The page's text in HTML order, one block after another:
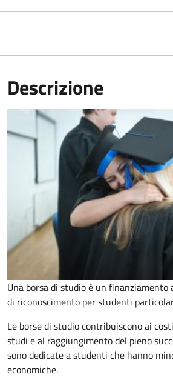
Descrizione
Una borsa di studio è un
di riconoscimento per studenti
Le borse di studio contribuiscono ai
studi e al raggiungimento del pieno
sono dedicate a studenti che hanno
economiche.